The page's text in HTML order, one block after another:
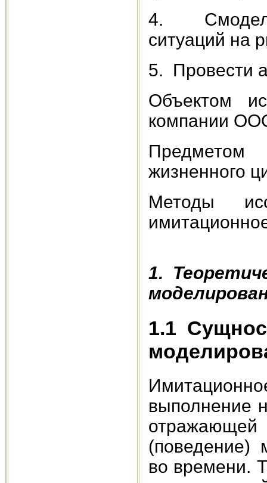
4.
ситуаций на
5. Провести
Объектом
компании
Предметом
жизненного
Методы
1.
1.1
выполнение
(поведение)
во времени.